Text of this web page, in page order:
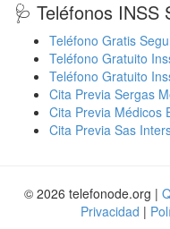
🩺 Teléfonos INSS
Teléfono Gratis
Teléfono Gratuito
Teléfono Gratuito
Cita Previa Sergas
Cita Previa Médicos
Cita Previa Sas
© 2026 telefonode.org |
Privacidad |